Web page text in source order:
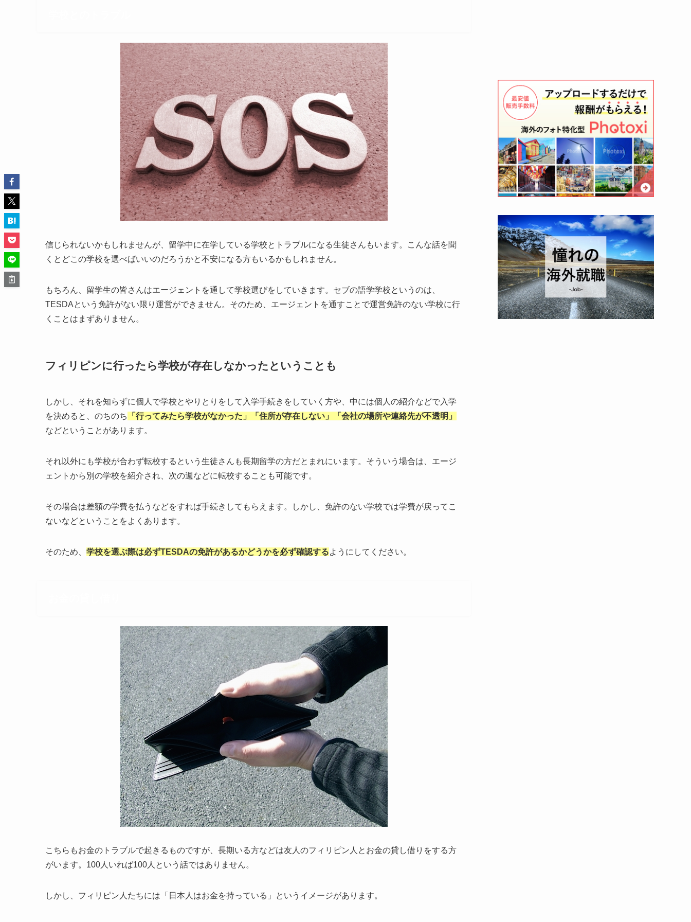
信じられないかもしれませんが、留学中に在学している学校とトラブルになる生徒さんもいます。こんな話を聞
くとどこの学校を選べばいいのだろうかと不安になる方もいるかもしれません。
もちろん、留学生の皆さんはエージェントを通して学校選びをしていきます。セブの語学学校というのは、
TESDAという免許がない限り運営ができません。そのため、エージェントを通すことで運営免許のない学校に行
くことはまずありません。
フィリピンに行ったら学校が存在しなかったということも
しかし、それを知らずに個人で学校とやりとりをして入学手続きをしていく方や、中には個人の紹介などで入学
を決めると、のちのち
「行ってみたら学校がなかった」「住所が存在しない」「会社の場所や連絡先が不透明」
などということがあります。
それ以外にも学校が合わず転校するという生徒さんも長期留学の方だとまれにいます。そういう場合は、エージ
ェントから別の学校を紹介され、次の週などに転校することも可能です。
その場合は差額の学費を払うなどをすれば手続きしてもらえます。しかし、免許のない学校では学費が戻ってこ
ないなどということをよくあります。
そのため、 学校を選ぶ際は必ずTESDAの免許があるかどうかを必ず確認するようにしてください。
こちらもお金のトラブルで起きるものですが、長期いる方などは友人のフィリピン人とお金の貸し借りをする方
がいます。100人いれば100人という話ではありません。
しかし、フィリピン人たちには「日本人はお金を持っている」というイメージがあります。